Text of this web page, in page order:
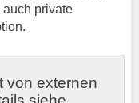
auch private
von externen